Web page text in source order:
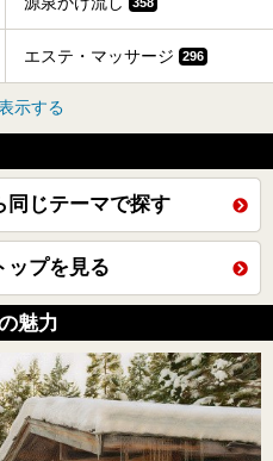
エステ・マッサージ 296
示する
同じテーマで探す
ップを見る
魅力